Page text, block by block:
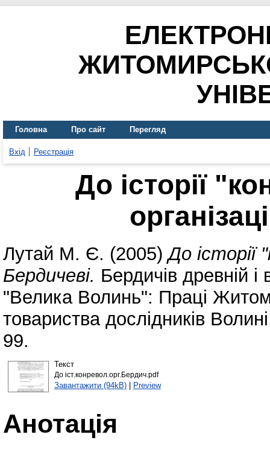
Головна Про сайт Перегляд
Вхід Реєстрація
До історії
Лутай М. Є. (2005)До історії
Бердичеві. Бердичів древній
"Велика Волинь": Праці
товариства дослідників
99.
Текст
До іст.конревол.орг.Бердич.pdf
Завантажити (94kB)| Preview
Анотація